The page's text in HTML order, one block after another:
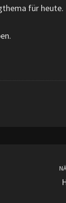
für heute.